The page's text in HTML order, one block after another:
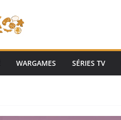
WARGAMES SÉRIES TV